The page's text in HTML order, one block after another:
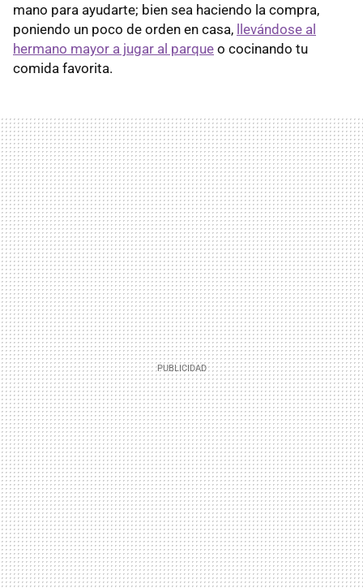
mano para ayudarte; bien sea haciendo la compra,
poniendo un poco de orden en casa, llevándose al
hermano mayor a jugar al parque o cocinando tu
comida favorita.